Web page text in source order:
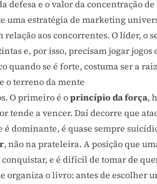
defesa e o valor da concentração
umaestratégia de marketing
relação aos concorrentes. O líder, o
e, por isso, precisam jogar
quando se é forte, costuma ser a
o terreno da mente
O primeiro é oprincípio da força,
tende a vencer. Daí decorre que
dominante, é quase sempre
, não na prateleira. A posição que
e é difícil de tomar de
organiza o livro: antes de escolher